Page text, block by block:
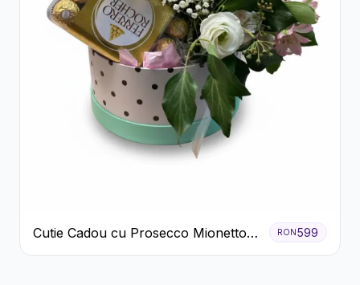
Cutie Cadou cu Prosecco Mionetto
Ferrero Rocher și Flori Pastelate
RON599